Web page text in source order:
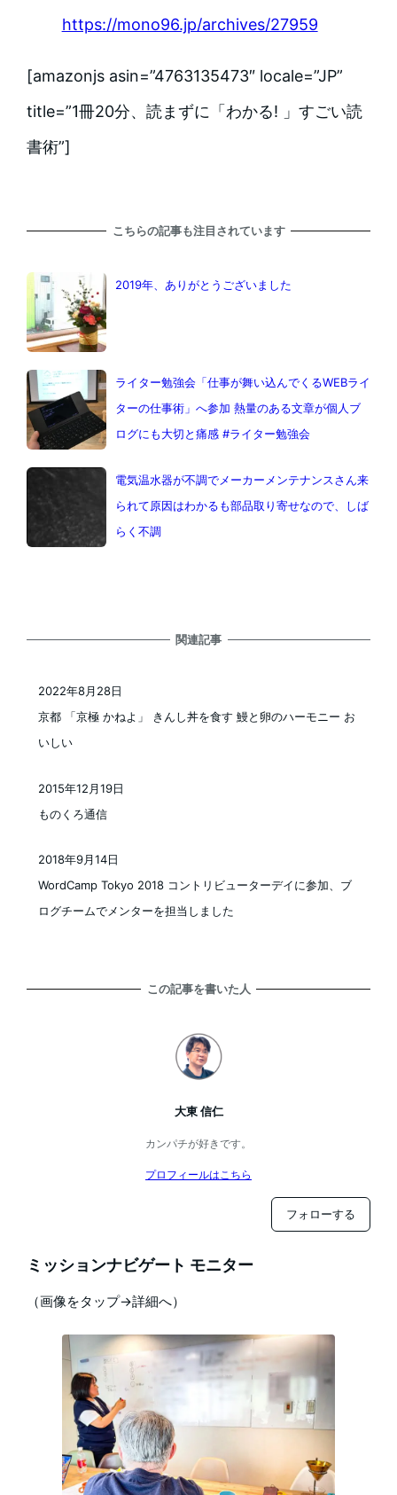
https://mono96.jp/archives/27959
[amazonjs asin=”4763135473″ locale=”JP”
title=”1冊20分、読まずに「わかる! 」すごい読
書術”]
こちらの記事も注目されています
2019年、ありがとうございました
ライター勉強会「仕事が舞い込んでくるWEBライ
ターの仕事術」へ参加 熱量のある文章が個人ブ
ログにも大切と痛感 #ライター勉強会
電気温水器が不調でメーカーメンテナンスさん来
られて原因はわかるも部品取り寄せなので、しば
らく不調
関連記事
京都 「京極 かねよ」 きんし丼を食す 鰻と卵のハーモニー お
いしい
2022年8月28日
ものくろ通信
投稿日
2015年12月19日
WordCamp Tokyo 2018 コントリビューターデイに参加、ブ
ログチームでメンターを担当しました
2018年9月14日
この記事を書いた人
大東 信仁
カンパチが好きです。
プロフィールはこちら
フォローする
ミッションナビゲート モニター
（画像をタップ→詳細へ）